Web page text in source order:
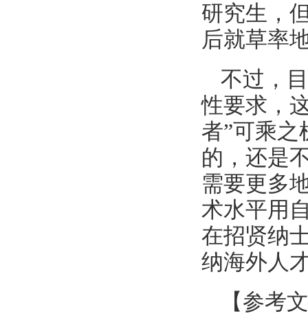
研究生，
后就草率
不过，
性要求，
者”可乘
的，还是
需要更多
术水平用
在招贤纳
纳海外人
【参考